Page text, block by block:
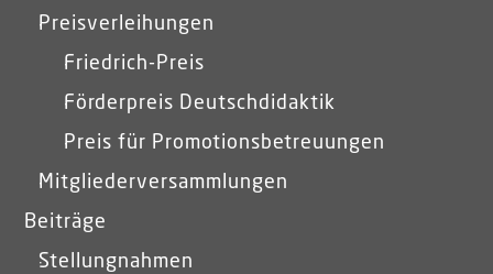
Preisverleihungen
Friedrich-Preis
Förderpreis Deutschdidaktik
Preis für Promotionsbetreuungen
Mitgliederversammlungen
Beiträge
Stellungnahmen